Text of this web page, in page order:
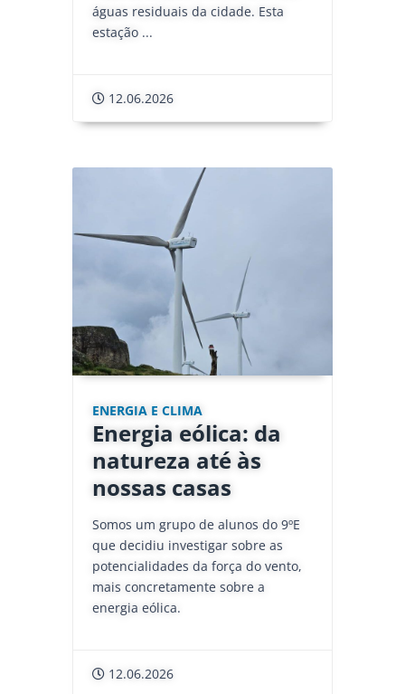
águas residuais da cidade. Esta
estação ...
12.06.2026
ENERGIA E CLIMA
Energia eólica: da
natureza até às
nossas casas
Somos um grupo de alunos do 9ºE
que decidiu investigar sobre as
potencialidades da força do vento,
mais concretamente sobre a
energia eólica.
12.06.2026